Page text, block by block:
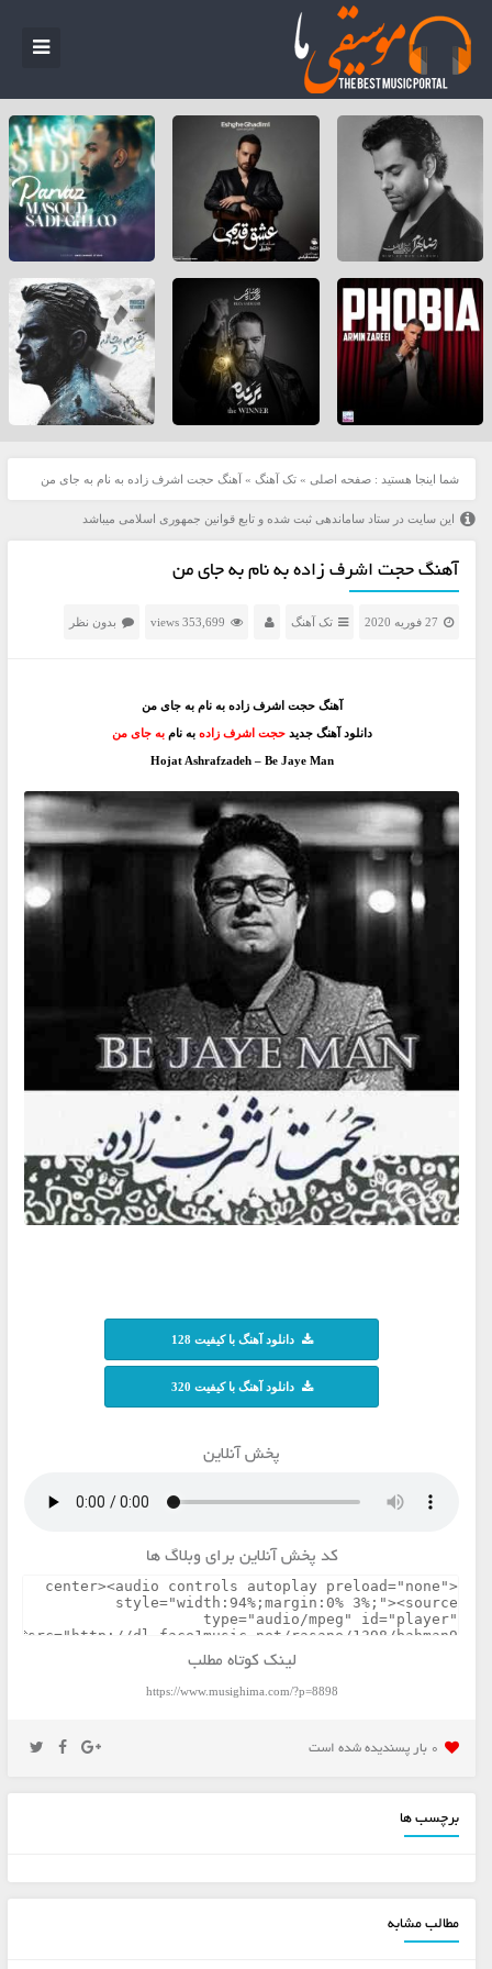
شما اینجا هستید : صفحه اصلی » تک آهنگ » آهنگ حجت اشرف زاده به نام به جای من
این سایت در ستاد ساماندهی ثبت شده و تابع قوانین جمهوری اسلامی میباشد
آهنگ حجت اشرف زاده به نام به جای من
27 فوریه 2020 تک آهنگ 353,699 views بدون نظر
آهنگ حجت اشرف زاده به نام به جای من
دانلود آهنگ جدید حجت اشرف زاده به نامبه جای من
Hojat Ashrafzadeh – Be Jaye Man
دانلود آهنگ با کیفیت 128
دانلود آهنگ با کیفیت 320
پخش آنلاین
کد پخش آنلاین برای وبلاگ ها
لینک کوتاه مطلب
https://www.musighima.com/?p=8898
0 بار پسنديده شده است
برچسب ها
مطالب مشابه